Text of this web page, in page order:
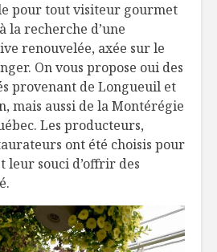
pour tout visiteur gourmet
la recherche d’une
renouvelée, axée sur le
On vous propose oui des
provenant de Longueuil et
mais aussi de la Montérégie
Les producteurs,
ont été choisis pour
souci d’offrir des